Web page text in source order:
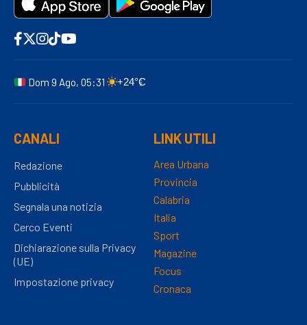
Dom 9 Ago, 05:31 +24°C
CANALI
Redazione
Pubblicità
Segnala una notizia
Cerco Eventi
Dichiarazione sulla Privacy
(UE)
Impostazione privacy
LINK UTILI
Area Urbana
Provincia
Calabria
Italia
Sport
Magazine
Focus
Cronaca